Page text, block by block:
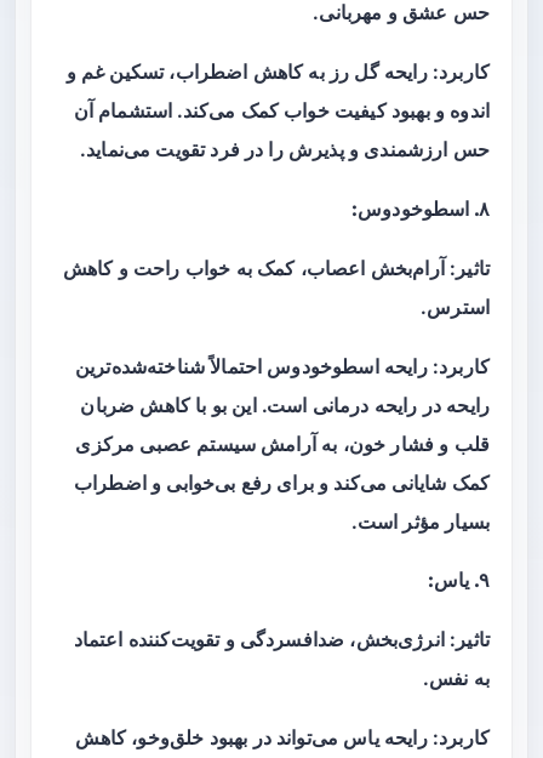
حس عشق و مهربانی.
کاربرد: رایحه گل رز به کاهش اضطراب، تسکین غم و
اندوه و بهبود کیفیت خواب کمک می‌کند. استشمام آن
حس ارزشمندی و پذیرش را در فرد تقویت می‌نماید.
۸. اسطوخودوس:
تاثیر: آرام‌بخش اعصاب، کمک به خواب راحت و کاهش
استرس.
کاربرد: رایحه اسطوخودوس احتمالاً شناخته‌شده‌ترین
رایحه در رایحه درمانی است. این بو با کاهش ضربان
قلب و فشار خون، به آرامش سیستم عصبی مرکزی
کمک شایانی می‌کند و برای رفع بی‌خوابی و اضطراب
بسیار مؤثر است.
۹. یاس:
تاثیر: انرژی‌بخش، ضدافسردگی و تقویت‌کننده اعتماد
به نفس.
کاربرد: رایحه یاس می‌تواند در بهبود خلق‌وخو، کاهش